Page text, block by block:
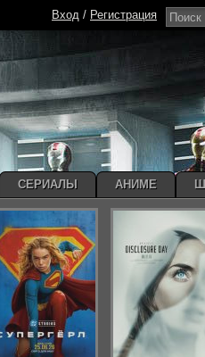
Вход / Регистрация
СЕРИАЛЫ АНИМЕ